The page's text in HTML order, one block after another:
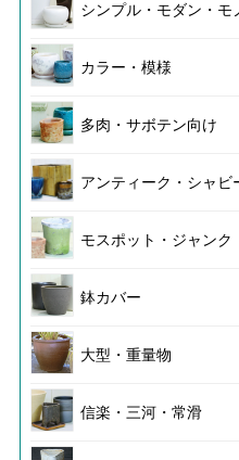
シンプル・モダン・モ
カラー・模様
多肉・サボテン向け
アンティーク・シャビ
モスポット・ジャンク
鉢カバー
大型・重量物
信楽・三河・常滑